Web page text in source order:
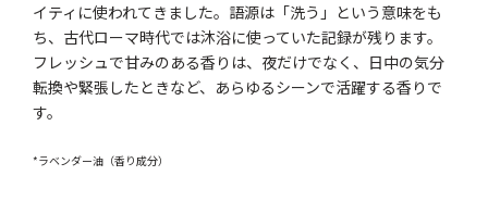
イティに使われてきました。語源は「洗う」という意味をも
ち、古代ローマ時代では沐浴に使っていた記録が残ります。
フレッシュで甘みのある香りは、夜だけでなく、日中の気分
転換や緊張したときなど、あらゆるシーンで活躍する香りで
す。
*ラベンダー油（香り成分）